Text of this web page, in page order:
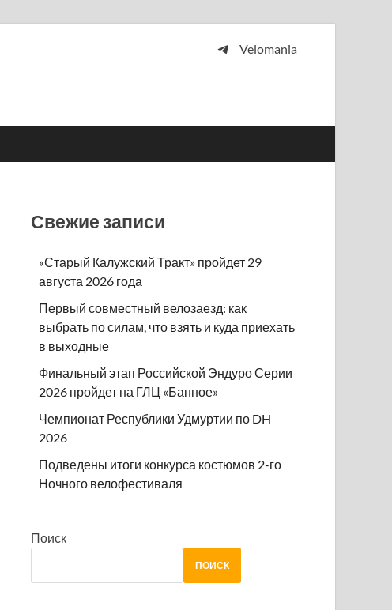
Velomania
Свежие записи
«Старый Калужский Тракт» пройдет 29
августа 2026 года
Первый совместный велозаезд: как
выбрать по силам, что взять и куда приехать
в выходные
Финальный этап Российской Эндуро Серии
2026 пройдет на ГЛЦ «Банное»
Чемпионат Республики Удмуртии по DH
2026
Подведены итоги конкурса костюмов 2-го
Ночного велофестиваля
Поиск
ПОИСК